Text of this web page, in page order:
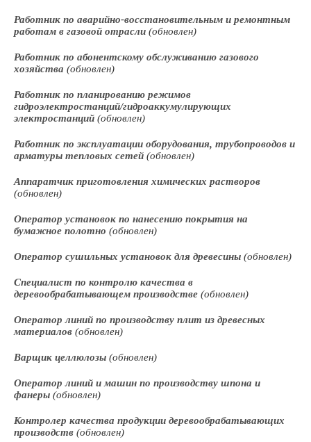
Работник по аварийно-восстановительным и ремонтным
работам в газовой отрасли (обновлен)
Работник по абонентскому обслуживанию газового
хозяйства (обновлен)
Работник по планированию режимов
гидроэлектростанций/гидроаккумулирующих
электростанций (обновлен)
Работник по эксплуатации оборудования, трубопроводов и
арматуры тепловых сетей (обновлен)
Аппаратчик приготовления химических растворов
(обновлен)
Оператор установок по нанесению покрытия на
бумажное полотно (обновлен)
Оператор сушильных установок для древесины (обновлен)
Специалист по контролю качества в
деревообрабатывающем производстве (обновлен)
Оператор линий по производству плит из древесных
материалов (обновлен)
Варщик целлюлозы (обновлен)
Оператор линий и машин по производству шпона и
фанеры (обновлен)
Контролер качества продукции деревообрабатывающих
производств (обновлен)